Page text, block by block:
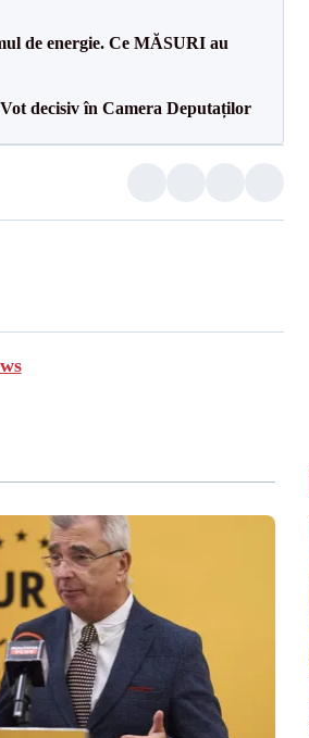
de energie. Ce MĂSURI au
decisiv în Camera Deputaților